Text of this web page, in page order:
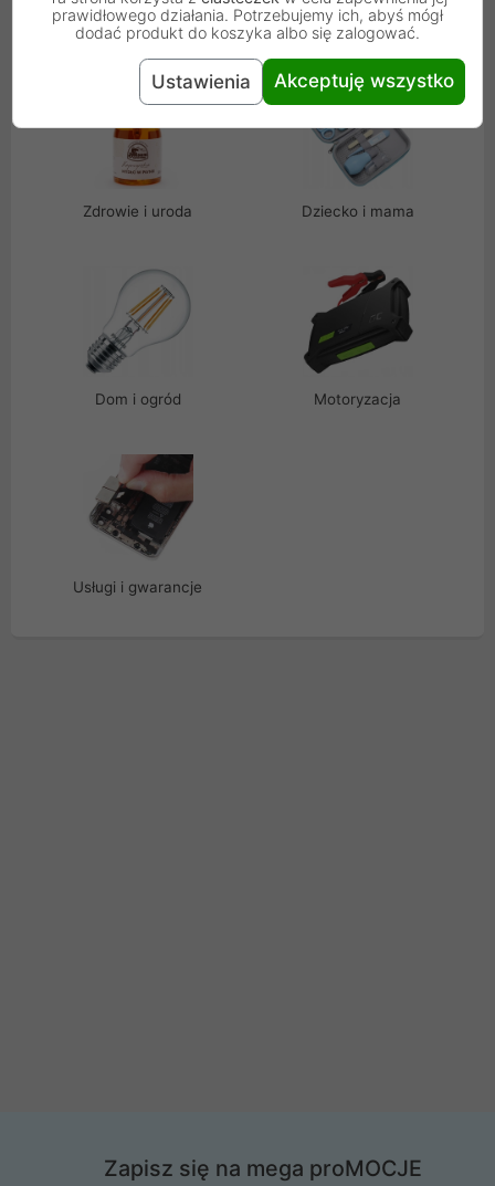
Biuro i firma Sport i hobby
Zdrowie i uroda Dziecko i mama
Dom i ogród Motoryzacja
Usługi i gwarancje
Zapisz się na mega proMOCJE
prawidłowego działania. Potrzebujemy ich, abyś mógł
dodać produkt do koszyka albo się zalogować.
Ustawienia Akceptuję wszystko